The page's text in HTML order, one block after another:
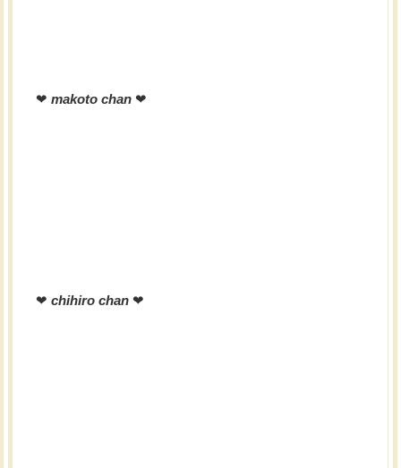
❤︎ makoto chan ❤︎
❤︎ chihiro chan ❤︎